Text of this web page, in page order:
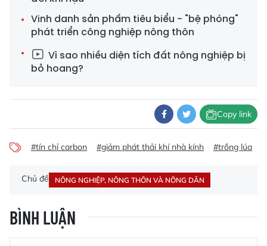
Vinh danh sản phẩm tiêu biểu - "bệ phóng"
phát triển công nghiệp nông thôn
Vì sao nhiều diện tích đất nông nghiệp bị
bỏ hoang?
Copy link
#tín chỉ carbon #giảm phát thải khí nhà kính #trồng lúa
Chủ đề NÔNG NGHIỆP, NÔNG THÔN VÀ NÔNG DÂN
BÌNH LUẬN